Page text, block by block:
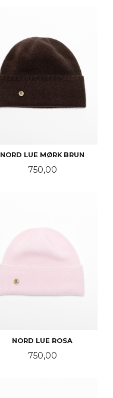
NORD LUE MØRK BRUN
Pris
750,00
NORD LUE ROSA
Pris
750,00